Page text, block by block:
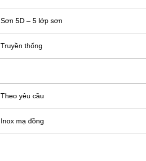
Sơn 5D – 5 lớp sơn
Truyền thống
Theo yêu cầu
Inox mạ đồng